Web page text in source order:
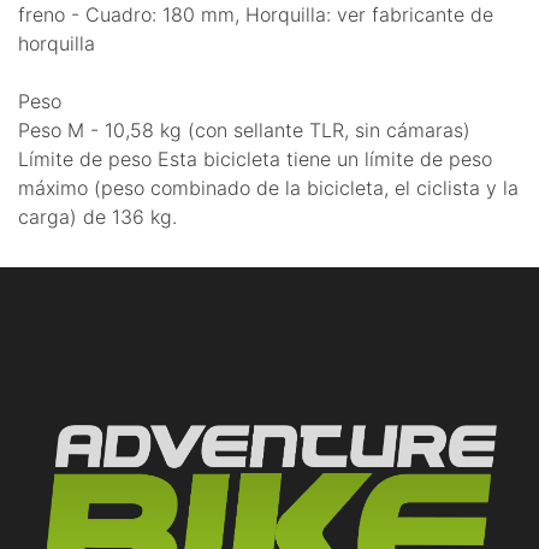
freno - Cuadro: 180 mm, Horquilla: ver fabricante de
horquilla
Peso
Peso M - 10,58 kg (con sellante TLR, sin cámaras)
Límite de peso Esta bicicleta tiene un límite de peso
máximo (peso combinado de la bicicleta, el ciclista y la
carga) de 136 kg.